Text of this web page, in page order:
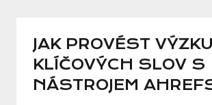
JAK PROVÉST
KLÍČOVÝCH SLOV S
NÁSTROJEM